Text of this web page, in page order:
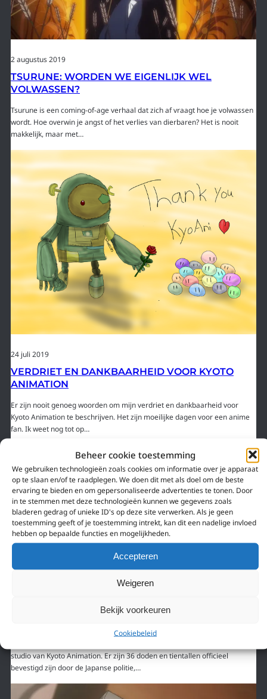
Beheer cookie toestemming
We gebruiken technologieën zoals cookies om informatie over je apparaat
op te slaan en/of te raadplegen. We doen dit met als doel om de beste
ervaring te bieden en om gepersonaliseerde advertenties te tonen. Door
in te stemmen met deze technologieën kunnen we gegevens zoals
bladeren gedrag of unieke ID's op deze site verwerken. Als je geen
toestemming geeft of je toestemming intrekt, kan dit een nadelige invloed
hebben op bepaalde functies en mogelijkheden.
Accepteren
Weigeren
Bekijk voorkeuren
Cookiebeleid
2 augustus 2019
TSURUNE: WORDEN WE EIGENLIJK WEL
VOLWASSEN?
Tsurune is een coming-of-age verhaal dat zich af vraagt hoe je volwassen
wordt. Hoe overwin je angst of het verlies van dierbaren? Het is nooit
makkelijk, maar met…
24 juli 2019
VERDRIET EN DANKBAARHEID VOOR KYOTO
ANIMATION
Er zijn nooit genoeg woorden om mijn verdriet en dankbaarheid voor
Kyoto Animation te beschrijven. Het zijn moeilijke dagen voor een anime
fan. Ik weet nog tot op…
36 DODEN BIJ BRANDSTICHTING JAPANSE ANIME
studio van Kyoto Animation. Er zijn 36 doden en tientallen officieel
bevestigd zijn door de Japanse politie,…